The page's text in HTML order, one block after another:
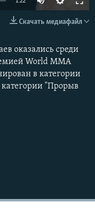
1080p
480p
1080p
Скачать медиафайл
оказались среди
World MMA
в категории
категории "Прорыв